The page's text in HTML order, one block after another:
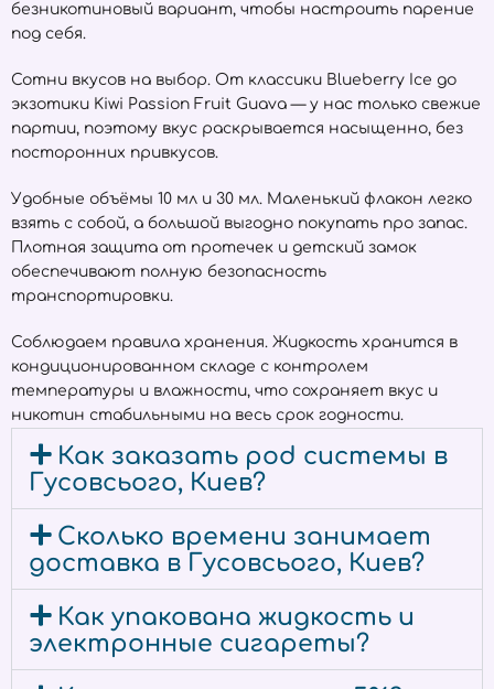
безникотиновый вариант, чтобы настроить парение
под себя.
Сотни вкусов на выбор. От классики Blueberry Ice до
экзотики Kiwi Passion Fruit Guava — у нас только свежие
партии, поэтому вкус раскрывается насыщенно, без
посторонних привкусов.
Удобные объёмы 10 мл и 30 мл. Маленький флакон легко
взять с собой, а большой выгодно покупать про запас.
Плотная защита от протечек и детский замок
обеспечивают полную безопасность
транспортировки.
Соблюдаем правила хранения. Жидкость хранится в
кондиционированном складе с контролем
температуры и влажности, что сохраняет вкус и
никотин стабильными на весь срок годности.
Как заказать pod системы в
Гусовсього, Киев?
Сколько времени занимает
доставка в Гусовсього, Киев?
Как упакована жидкость и
электронные сигареты?